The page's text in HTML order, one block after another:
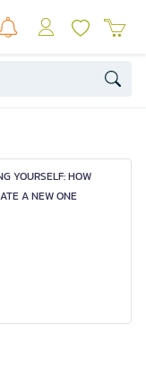
YOURSELF: HOW
A NEW ONE